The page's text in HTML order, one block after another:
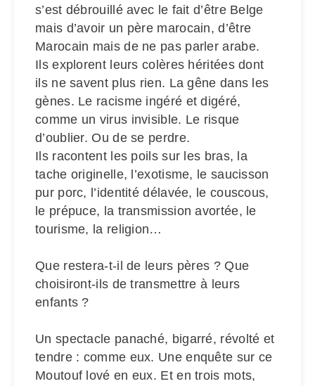
s’est débrouillé avec le fait d’être Belge
mais d’avoir un père marocain, d’être
Marocain mais de ne pas parler arabe.
Ils explorent leurs colères héritées dont
ils ne savent plus rien. La gêne dans les
gènes. Le racisme ingéré et digéré,
comme un virus invisible. Le risque
d’oublier. Ou de se perdre.
Ils racontent les poils sur les bras, la
tache originelle, l’exotisme, le saucisson
pur porc, l’identité délavée, le couscous,
le prépuce, la transmission avortée, le
tourisme, la religion…
Que restera-t-il de leurs pères ? Que
choisiront-ils de transmettre à leurs
enfants ?
Un spectacle panaché, bigarré, révolté et
tendre : comme eux. Une enquête sur ce
Moutouf lové en eux. Et en trois mots,